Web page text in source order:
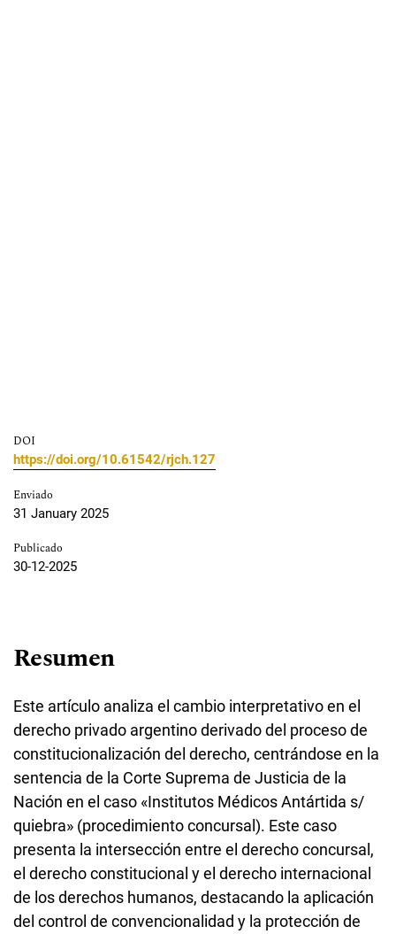
DOI
https://doi.org/10.61542/rjch.127
Enviado
31 January 2025
Publicado
30-12-2025
Resumen
Este artículo analiza el cambio interpretativo en el
derecho privado argentino derivado del proceso de
constitucionalización del derecho, centrándose en la
sentencia de la Corte Suprema de Justicia de la
Nación en el caso «Institutos Médicos Antártida s/
quiebra» (procedimiento concursal). Este caso
presenta la intersección entre el derecho concursal,
el derecho constitucional y el derecho internacional
de los derechos humanos, destacando la aplicación
del control de convencionalidad y la protección de